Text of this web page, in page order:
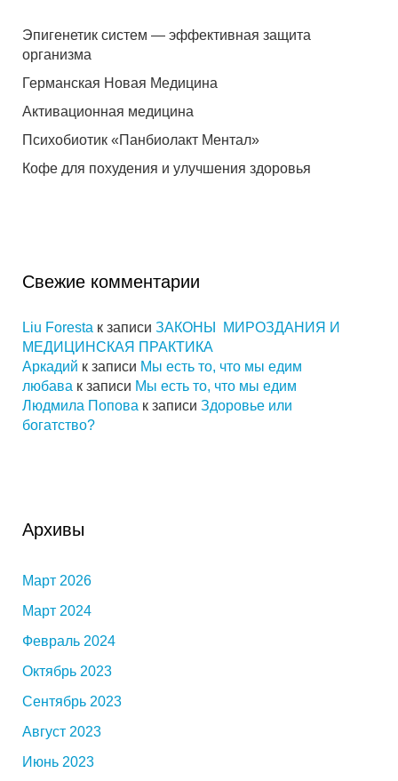
Эпигенетик систем — эффективная защита
организма
Германская Новая Медицина
Активационная медицина
Психобиотик «Панбиолакт Ментал»
Кофе для похудения и улучшения здоровья
Свежие комментарии
Liu Foresta к записи ЗАКОНЫ МИРОЗДАНИЯ И
МЕДИЦИНСКАЯ ПРАКТИКА
Аркадий к записи Мы есть то, что мы едим
любава к записи Мы есть то, что мы едим
Людмила Попова к записи Здоровье или
богатство?
Архивы
Март 2026
Март 2024
Февраль 2024
Октябрь 2023
Сентябрь 2023
Август 2023
Июнь 2023